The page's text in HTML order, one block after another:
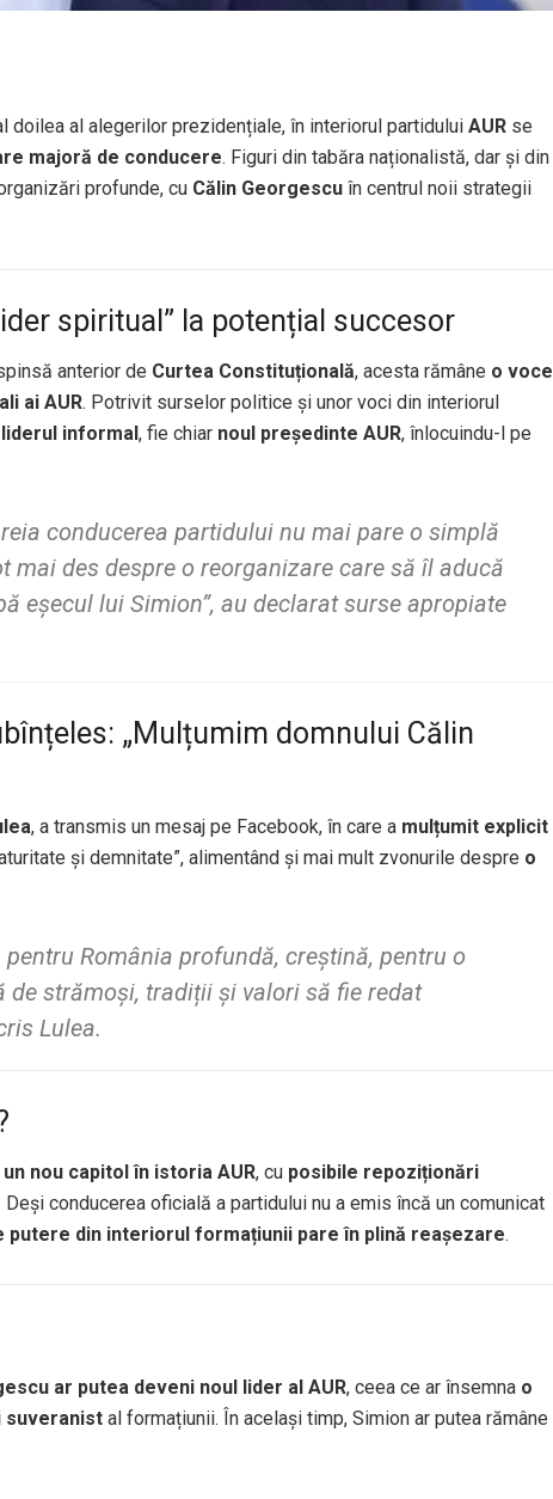
doilea al alegerilor prezidențiale, în interiorul partidului AUR se
majoră de conducere. Figuri din tabăra naționalistă, dar și din
profunde, cu Călin Georgescu în centrul noii strategii
spiritual” la potențial succesor
anterior de Curtea Constituțională, acesta rămâne o voce
ai AUR. Potrivit surselor politice și unor voci din interiorul
liderul informal , fie chiar noul președinte AUR, înlocuindu-l pe
conducerea partidului nu mai pare o simplă
mai des despre o reorganizare care să îl aducă
eșecul lui Simion”, au declarat surse apropiate
„Mulțumim domnului Călin
, a transmis un mesaj pe Facebook, în care a mulțumit explicit
și demnitate”, alimentând și mai mult zvonurile despre o
România profundă, creștină, pentru o
de strămoși, tradiții și valori să fie redat
Lulea.
un nou capitol în istoria AUR, cu posibile repoziționări
Deși conducerea oficială a partidului nu a emis încă un comunicat
putere din interiorul formațiunii pare în plină reașezare.
ar putea deveni noul lider al AUR, ceea ce ar însemna o
suveranist al formațiunii. În același timp, Simion ar putea rămâne